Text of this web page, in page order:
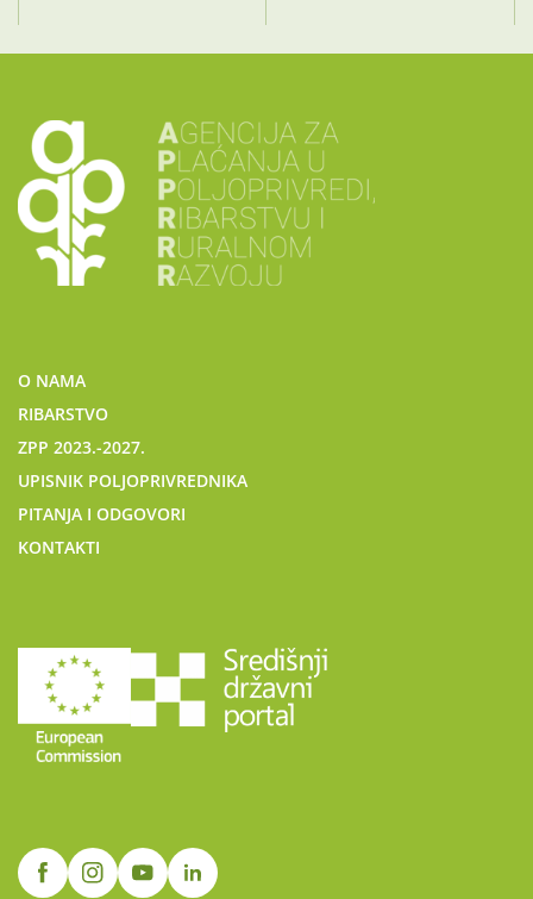
O NAMA
RIBARSTVO
ZPP 2023.-2027.
UPISNIK POLJOPRIVREDNIKA
PITANJA I ODGOVORI
KONTAKTI